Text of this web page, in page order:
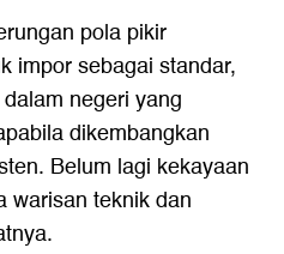
pola pikir
impor sebagai standar,
negeri yang
dikembangkan
Belum lagi kekayaan
warisan teknik dan